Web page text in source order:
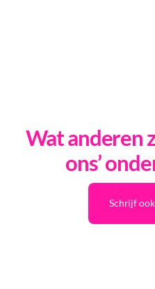
Wat anderen
ons’
Schrijf